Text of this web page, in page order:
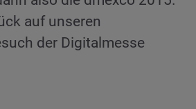
auf unseren
der Digitalmesse